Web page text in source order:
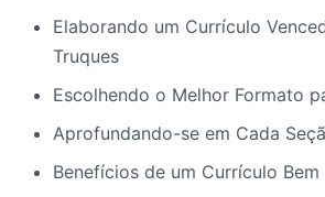
Elaborando um Currículo
Truques
Escolhendo o Melhor Formato
Aprofundando-se em Cada
Benefícios de um Currículo